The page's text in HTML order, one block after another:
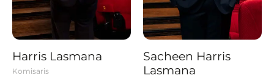
Harris Lasmana
Komisaris
Sacheen Harris
Lasmana